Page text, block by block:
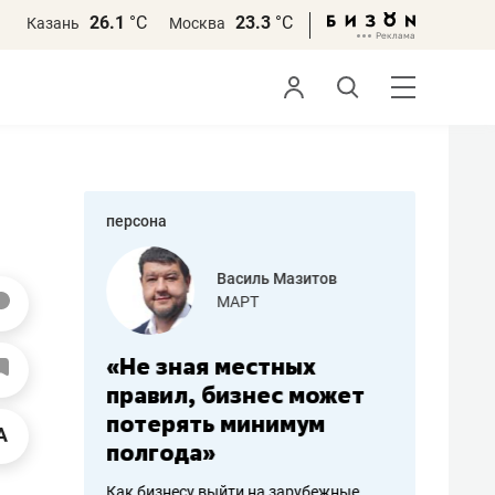
Казань 26.1 °С Москва 23.3 °С
персона
работа
Василь Мазитов
МАРТ
«Не зная местных
правил, бизнес может
потерять минимум
полгода»